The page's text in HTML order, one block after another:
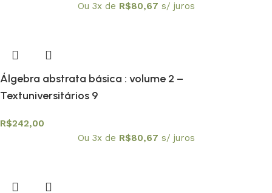
Ou 3x de R$80,67 s/ juros
Álgebra abstrata básica : volume 2 –
Textuniversitários 9
R$242,00
Ou 3x de R$80,67 s/ juros